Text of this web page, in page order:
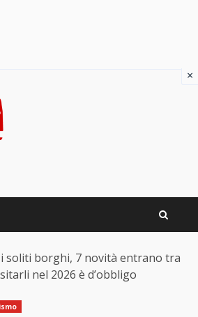
soliti borghi, 7 novità entrano tra
nel 2026 è d’obbligo
×